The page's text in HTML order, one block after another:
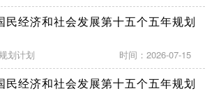
民经济和社会发展第十五个五年规划
划计划 时间：2026-07-15
民经济和社会发展第十五个五年规划